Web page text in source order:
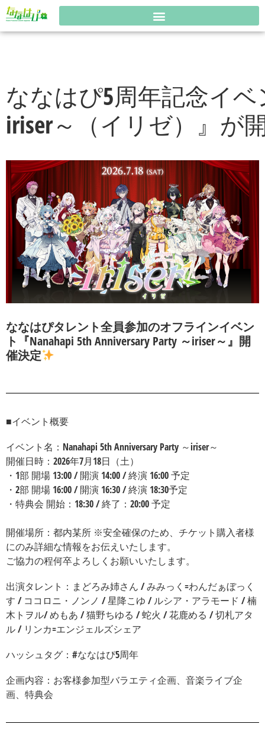
ななはぴ5周年記念イベ
iriser～（イリゼ）』が
ななはぴタレント全員参加のオフラインイベン
ト『Nanahapi 5th Anniversary Party ～iriser～』開
催決定
■イベント概要
イベント名：Nanahapi 5th Anniversary Party ～iriser～
開催日時：2026年7月18日（土）
・1部 開場 13:00 / 開演 14:00 / 終演 16:00 予定
・2部 開場 16:00 / 開演 16:30 / 終演 18:30予定
・特典会 開始：18:30 / 終了：20:00 予定
開催場所：都内某所 ※安全確保のため、チケット購入者様
にのみ詳細な情報をお伝えいたします。
ご協力の程何卒よろしくお願いいたします。
出演タレント：まどろみ姉さん / みみっく=わんだぁぼっく
す / ココロニ・ノンノ / 星降こゆ / ルシア・アラモード / 楠
木トヲル/ めもあ / 猫野ちゆる / 蛇火 / 花鹿める / 切札アタ
ル / リンカ=エンジェルズシェア
ハッシュタグ：#ななはぴ5周年
企画内容：お客様参加型バラエティ企画、音楽ライブ企
画、特典会